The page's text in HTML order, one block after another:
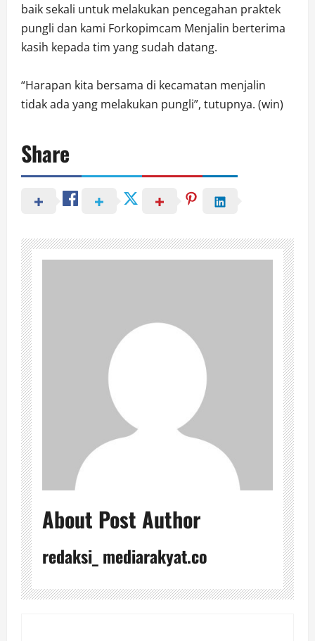
baik sekali untuk melakukan pencegahan praktek
pungli dan kami Forkopimcam Menjalin berterima
kasih kepada tim yang sudah datang.
“Harapan kita bersama di kecamatan menjalin
tidak ada yang melakukan pungli”, tutupnya. (win)
Share
About Post Author
redaksi_ mediarakyat.co